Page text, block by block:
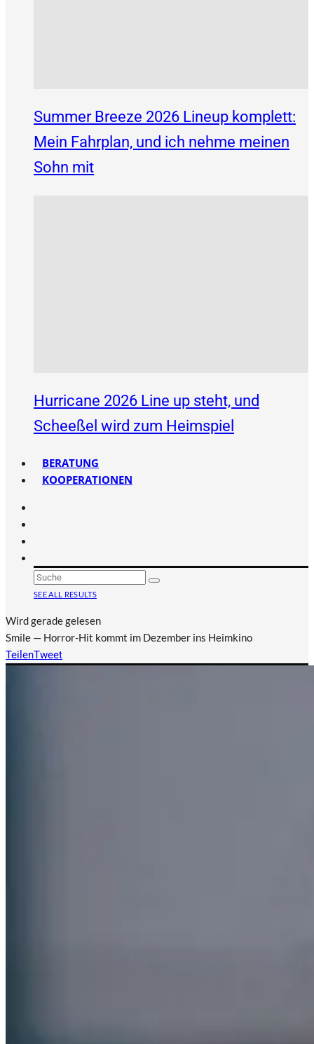
Summer Breeze 2026 Lineup komplett:
Mein Fahrplan, und ich nehme meinen
Sohn mit
Hurricane 2026 Line up steht, und
Scheeßel wird zum Heimspiel
BERATUNG
KOOPERATIONEN
SEE ALL RESULTS
Wird gerade gelesen
Smile — Horror-Hit kommt im Dezember ins Heimkino
TeilenTweet